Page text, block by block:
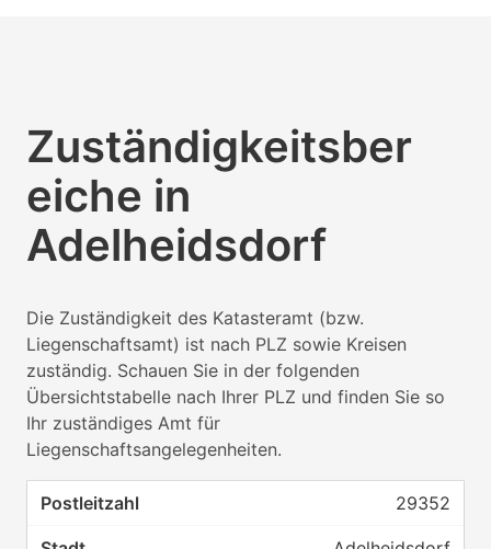
Zuständigkeitsber
eiche in
Adelheidsdorf
Die Zuständigkeit des Katasteramt (bzw.
Liegenschaftsamt) ist nach PLZ sowie Kreisen
zuständig. Schauen Sie in der folgenden
Übersichtstabelle nach Ihrer PLZ und finden Sie so
Ihr zuständiges Amt für
Liegenschaftsangelegenheiten.
29352